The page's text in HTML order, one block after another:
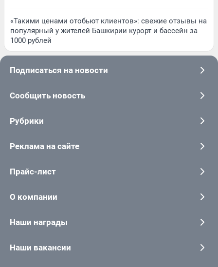
«Такими ценами отобьют клиентов»: свежие отзывы на
популярный у жителей Башкирии курорт и бассейн за
1000 рублей
Подписаться на новости
Сообщить новость
Рубрики
Реклама на сайте
Прайс-лист
О компании
Наши награды
Наши вакансии